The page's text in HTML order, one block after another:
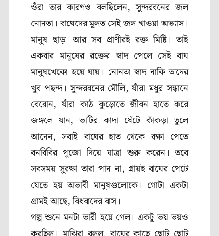
ওঁরা তার কারণও বলছিলেন,সুন্দরবনের জল
নোনতা ।বাঘেদের মূলত সেই জল খাওয়া অভ্যাস।
মানুষ ছাড়া আর সব প্রাণীরই রক্ত মিষ্টি। তাই
একবার মানুষের রক্তের স্বাদ পেলে সেই বাঘ
মানুষখেকো হয়ে যায়। নোনতা স্বাদ নাকি তাদের
খুব পছন্দ। সুন্দরবনের মৌলি,যাঁরা মধুর সন্ধানে
বেরোন,যাঁরা কাঠ কুড়োতে জীবন হাতে করে
জঙ্গলে যান,ভাটির কাদা ঘেঁটে কাঁকড়া তুলে
আনেন,সবাই বাঘের হাত থেকে রক্ষা পেতে
বনবিবির পুজো দিয়ে যাত্রা শুরু করেন। তবে
সবসময় সুরক্ষা তারা পান না, প্রায়ই বাঘের পেটে
যেতে হয় অভাবী মানুষগুলোকে। গোটা একটা
গ্রামই আছে,বিধবাদের বাস।
গল্প শুনে মনটা ভারী হয়ে গেল। একটু ভয় ভয়ও